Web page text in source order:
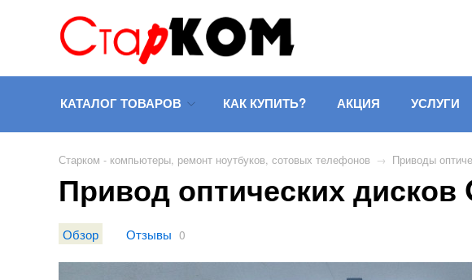
КАТАЛОГ ТОВАРОВ КАК КУПИТЬ? АКЦИЯ УСЛУГИ
Старком - компьютеры, ремонт ноутбуков, сотовых телефонов → Приводы
Привод оптических дисков
Обзор Отзывы 0